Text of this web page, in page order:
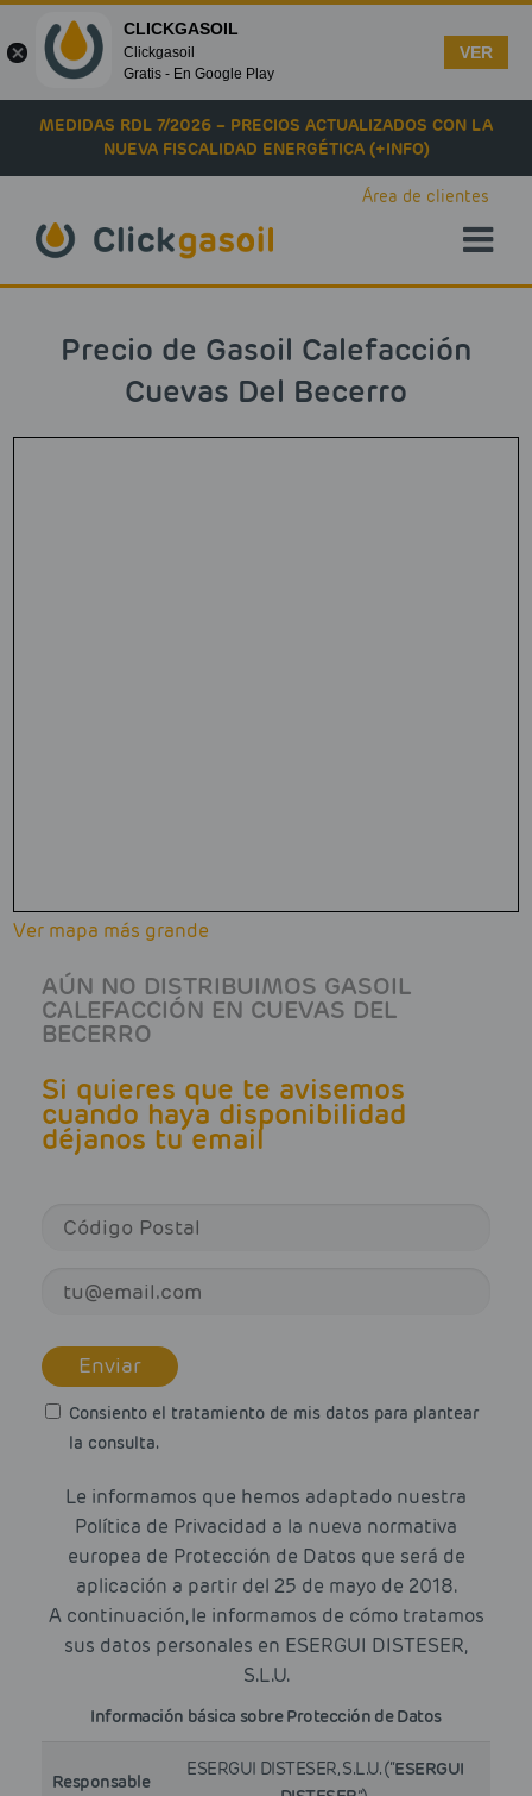
Skip to main content
MEDIDAS RDL 7/2026 – PRECIOS ACTUALIZADOS CON LA
NUEVA FISCALIDAD ENERGÉTICA (+INFO)
Área de clientes
Precio de Gasoil Calefacción
Cuevas Del Becerro
Ver mapa más grande
AÚN NO DISTRIBUIMOS GASOIL
CALEFACCIÓN EN CUEVAS DEL
BECERRO
Si quieres que te avisemos
cuando haya disponibilidad
déjanos tu email
Enviar
Consiento el tratamiento de mis datos para plantear
la consulta.
Le informamos que hemos adaptado nuestra
Política de Privacidad a la nueva normativa
europea de Protección de Datos que será de
aplicación a partir del 25 de mayo de 2018.
A continuación, le informamos de cómo tratamos
sus datos personales en ESERGUI DISTESER,
S.L.U.
Información básica sobre Protección de Datos
Responsable
ESERGUI DISTESER, S.L.U. (“ESERGUI
CLICKGASOIL
Clickgasoil
Gratis - En Google Play
VER